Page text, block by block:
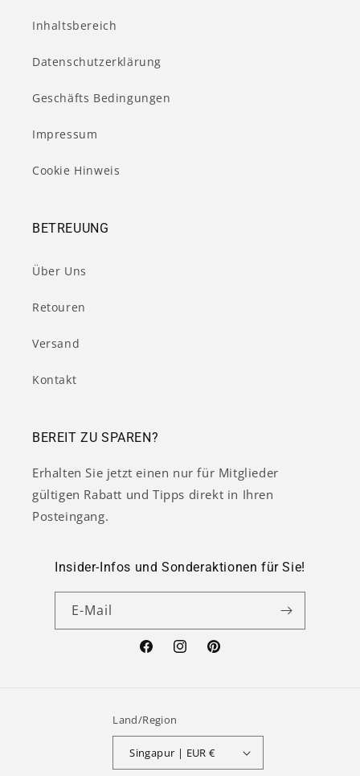
Inhaltsbereich
Datenschutzerklärung
Geschäfts Bedingungen
Impressum
Cookie Hinweis
BETREUUNG
Über Uns
Retouren
Versand
Kontakt
BEREIT ZU SPAREN?
Erhalten Sie jetzt einen nur für Mitglieder
gültigen Rabatt und Tipps direkt in Ihren
Posteingang.
Insider-Infos und Sonderaktionen für Sie!
E-Mail
FacebookInstagramPinterest
Land/Region
Singapur | EUR €